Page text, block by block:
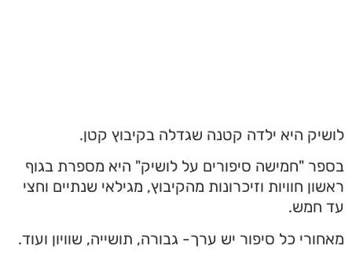
לושיק היא ילדה קטנה שגדלה בקיבוץ קטן.
בספר "חמישה סיפורים על לושיק" היא מספרת בגוף
ראשון חוויות וזיכרונות מהקיבוץ, מגילאי שנתיים וחצי
עד חמש.
מאחורי כל סיפור יש ערך- גבורה, תושייה, שוויון ועוד.